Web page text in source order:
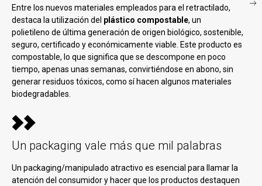
Entre los nuevos materiales empleados para el retractilado,
destaca la utilización del plástico compostable, un
polietileno de última generación de origen biológico, sostenible,
seguro, certificado y económicamente viable. Este producto es
compostable, lo que significa que se descompone en poco
tiempo, apenas unas semanas, convirtiéndose en abono, sin
generar residuos tóxicos, como sí hacen algunos materiales
biodegradables.
Un packaging vale más que mil palabras
Un packaging/manipulado atractivo es esencial para llamar la
atención del consumidor y hacer que los productos destaquen